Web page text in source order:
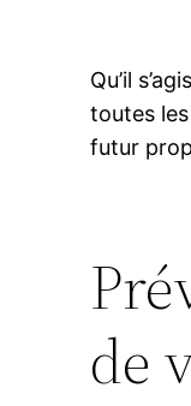
Qu’il
toutes
futur
de